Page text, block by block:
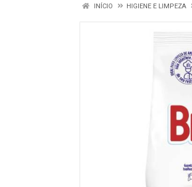
INÍCIO HIGIENE E LIMPEZA